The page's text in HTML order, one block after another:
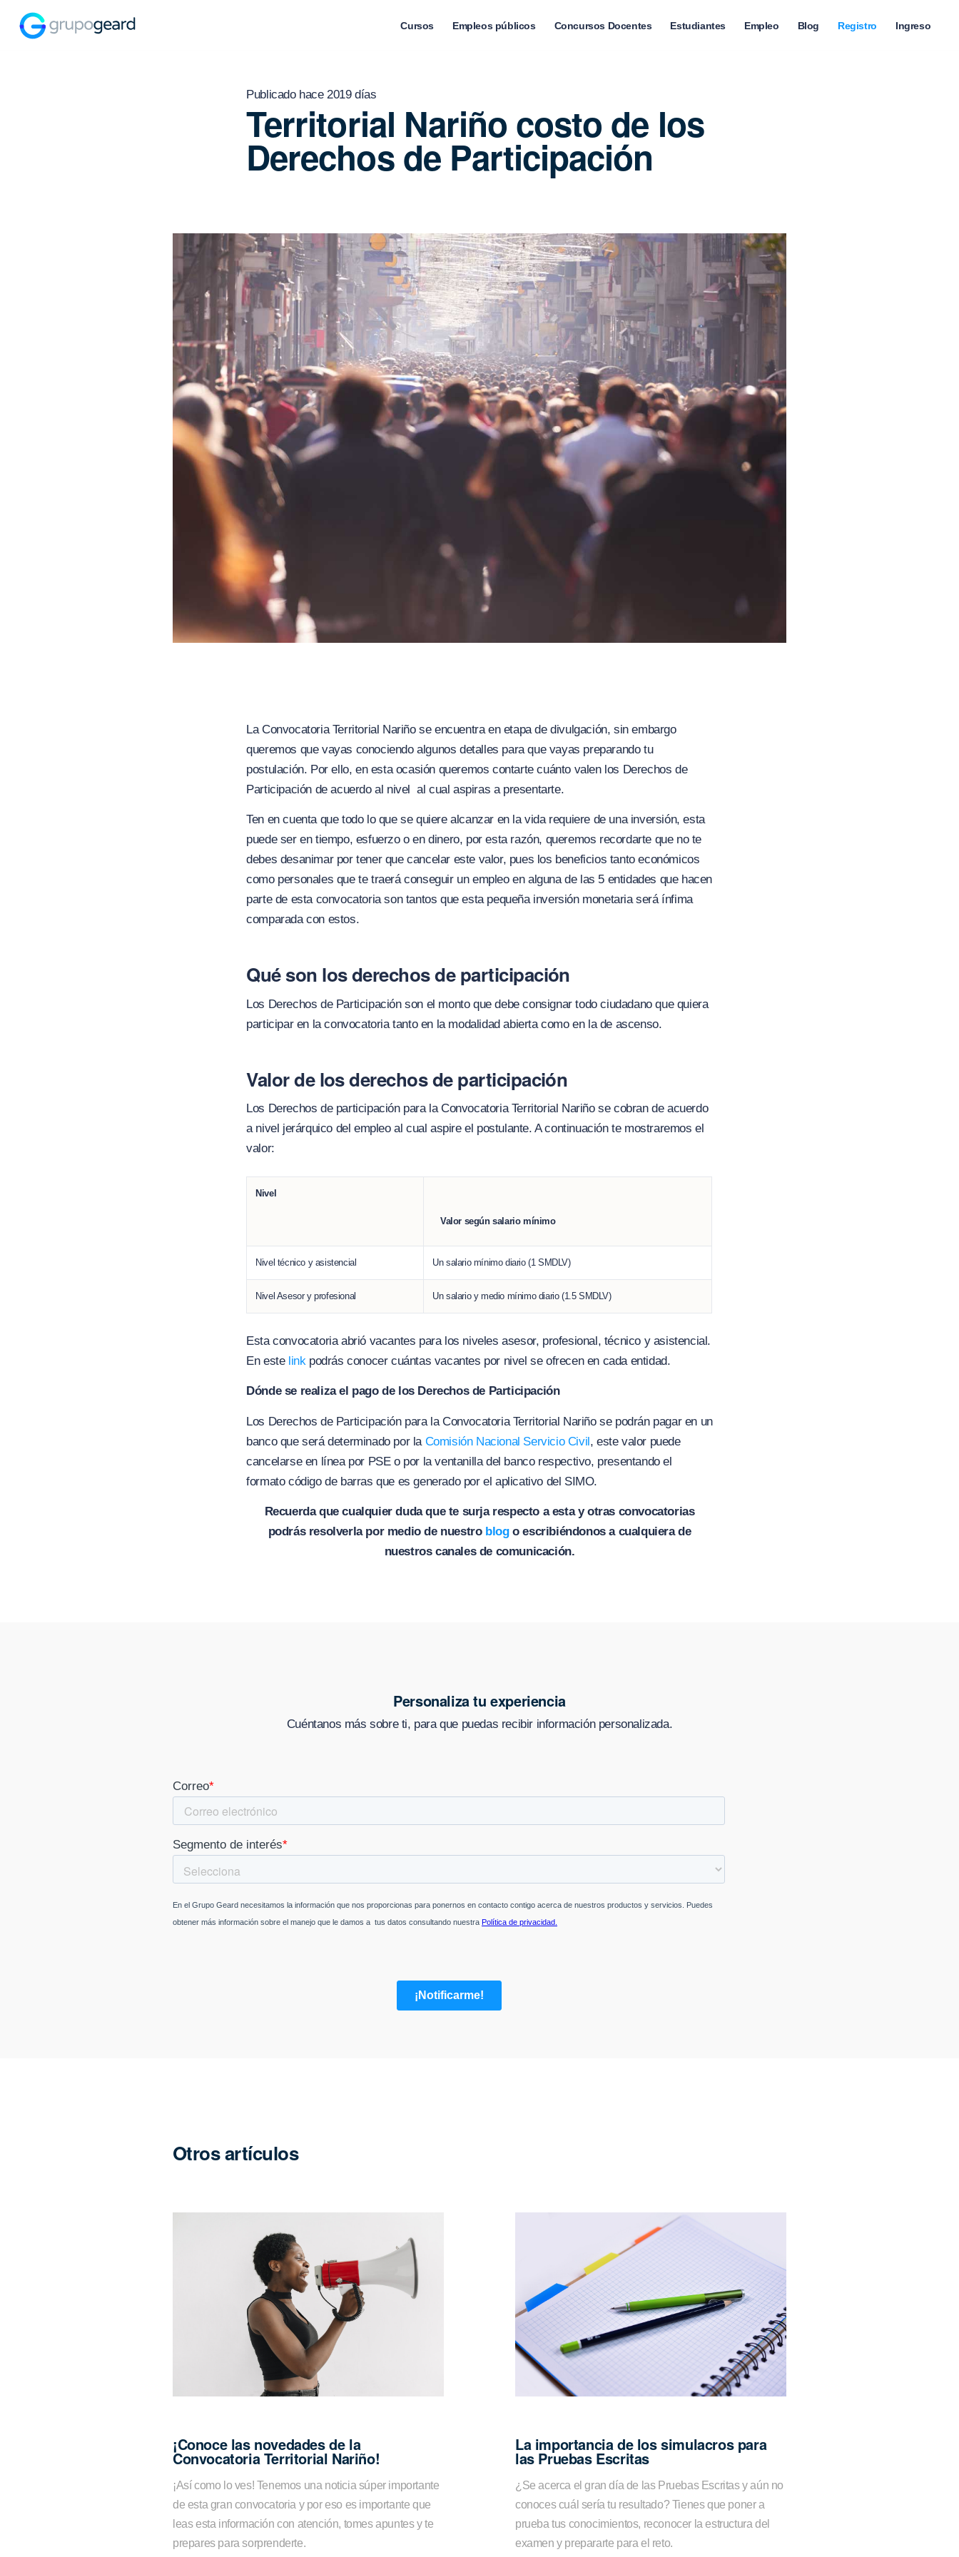
Cursos Empleos públicos Concursos Docentes Estudiantes Empleo Blog Registro Ingreso
Publicado hace 2019 días
Territorial Nariño costo de los
Derechos de Participación
La Convocatoria Territorial Nariño se encuentra en etapa de divulgación, sin embargo
queremos que vayas conociendo algunos detalles para que vayas preparando tu
postulación. Por ello, en esta ocasión queremos contarte cuánto valen los Derechos de
Participación de acuerdo al nivel al cual aspiras a presentarte.
Ten en cuenta que todo lo que se quiere alcanzar en la vida requiere de una inversión, esta
puede ser en tiempo, esfuerzo o en dinero, por esta razón, queremos recordarte que no te
debes desanimar por tener que cancelar este valor, pues los beneficios tanto económicos
como personales que te traerá conseguir un empleo en alguna de las 5 entidades que hacen
parte de esta convocatoria son tantos que esta pequeña inversión monetaria será ínfima
comparada con estos.
Qué son los derechos de participación
Los Derechos de Participación son el monto que debe consignar todo ciudadano que quiera
participar en la convocatoria tanto en la modalidad abierta como en la de ascenso.
Valor de los derechos de participación
Los Derechos de participación para la Convocatoria Territorial Nariño se cobran de acuerdo
a nivel jerárquico del empleo al cual aspire el postulante. A continuación te mostraremos el
valor:
Nivel
Valor según salario mínimo
Nivel técnico y asistencial Un salario mínimo diario (1 SMDLV)
Nivel Asesor y profesional Un salario y medio mínimo diario (1.5 SMDLV)
Esta convocatoria abrió vacantes para los niveles asesor, profesional, técnico y asistencial.
En este linkpodrás conocer cuántas vacantes por nivel se ofrecen en cada entidad.
Dónde se realiza el pago de los Derechos de Participación
Los Derechos de Participación para la Convocatoria Territorial Nariño se podrán pagar en un
banco que será determinado por la Comisión Nacional Servicio Civil, este valor puede
cancelarse en línea por PSE o por la ventanilla del banco respectivo, presentando el
formato código de barras que es generado por el aplicativo del SIMO.
Recuerda que cualquier duda que te surja respecto a esta y otras convocatorias
podrás resolverla por medio de nuestro blogo escribiéndonos a cualquiera de
nuestros canales de comunicación.
Personaliza tu experiencia
Cuéntanos más sobre ti, para que puedas recibir información personalizada.
Otros artículos
¡Conoce las novedades de la
Convocatoria Territorial Nariño!
¡Así como lo ves! Tenemos una noticia súper importante
de esta gran convocatoria y por eso es importante que
leas esta información con atención, tomes apuntes y te
prepares para sorprenderte.
La importancia de los simulacros para
las Pruebas Escritas
¿Se acerca el gran día de las Pruebas Escritas y aún no
conoces cuál sería tu resultado? Tienes que poner a
prueba tus conocimientos, reconocer la estructura del
examen y prepararte para el reto.